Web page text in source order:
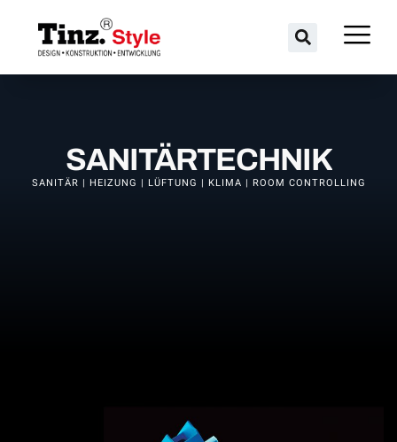
SANITÄRTECHNIK
SANITÄR | HEIZUNG | LÜFTUNG | KLIMA | ROOM CONTROLLING